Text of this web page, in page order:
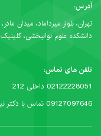
آدرس:
تهران، بلوار میرداماد، میدان
دانشکده علوم توانبخشی،
تلفن های تماس:
02122228051 داخلی 212
09127097646 تماس با دکتر نیکجوی